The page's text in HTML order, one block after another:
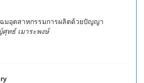
ฉมอุตสาหกรรมการผลิตด้วยปัญญา
ทธ์ เมาระพงษ์